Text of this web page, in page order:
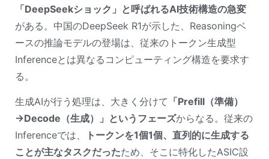
「DeepSeekショック」と呼ばれるAI技術構造の急変
がある。中国のDeepSeek R1が示した、Reasoningベ
ースの推論モデルの登場は、従来のトークン生成型
Inferenceとは異なるコンピューティング構造を要求す
る。
生成AIが行う処理は、大きく分けて 「Prefill（準備）
→Decode（生成）」というフェーズからなる。従来の
Inferenceでは、
トークンを1個1個、直列的に生成する
ことが主なタスクだったため、そこに特化したASIC設